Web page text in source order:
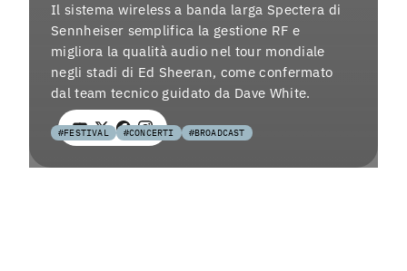
Il sistema wireless a banda larga Spectera di
Sennheiser semplifica la gestione RF e
migliora la qualità audio nel tour mondiale
negli stadi di Ed Sheeran, come confermato
dal team tecnico guidato da Dave White.
#FESTIVAL #CONCERTI #BROADCAST